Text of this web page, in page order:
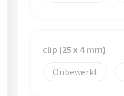
clip (25 x 4 mm)
Onbewerkt